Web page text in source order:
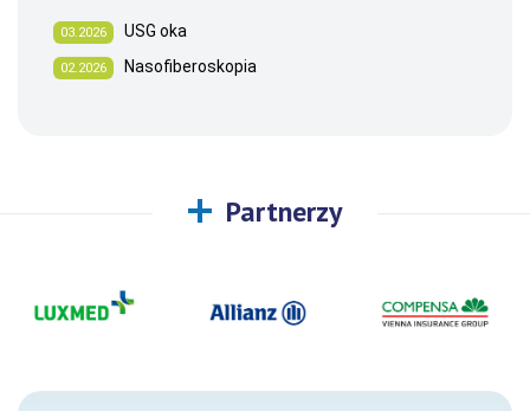
03.2026 USG oka
02.2026 Nasofiberoskopia
Partnerzy